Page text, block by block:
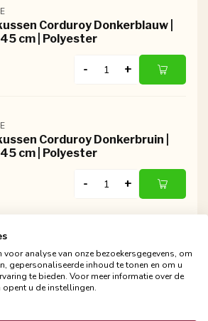
Corduroy Donkerblauw |
cm | Polyester
- +
Corduroy Donkerbruin |
cm | Polyester
- +
voor analyse van onze bezoekersgegevens, om
gepersonaliseerde inhoud te tonen en om u
te bieden. Voor meer informatie over de
opent u de instellingen.